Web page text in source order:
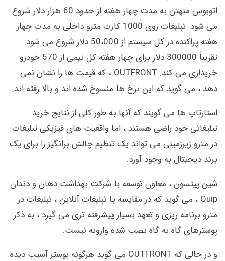
اتوبوس منهتن به مدت چهار هفته از حدود 60 هزار دلار شروع
می شود. تبلیغات روی 1000 کارت مترو داخلی به مدت چهار
هفته پراکنده در کل سیستم از 50،000 دلار شروع می شود.
تقریباً 300000 دلار برای چهار هفته کل نیمی از 570 خودرو
خریداری می کند. OUTFRONT ، که قیمت ها را نشان نمی
دهد ، می گوید که این نرخ ها منسوخ شده اند و بالا رفته اند.
استارتاپ ها می گویند که آنها به طور کلی از نتایج خرید
تبلیغاتی خود راضی هستند ، اما واقعیت های فیزیکی تبلیغات
در مترو زیرزمینی می تواند یک تنظیم چالش برانگیز را برای یک
برند دیجیتال به وجود آورد.
شین پیتسون ، معاون توسعه با شرکت بهداشت دهان و دندان
Quip ، می گوید که در مقایسه با تبلیغات آنلاین ، تبلیغات در
مترو برنامه ریزی و تعهد بسیار پیشرفته تری می گیرد ، به ذکر
پوسترهای گاه به گاه نصب شده وارونه نیست.
و در حالی که OUTFRONT می گوید هرگونه پوستر آسیب دیده